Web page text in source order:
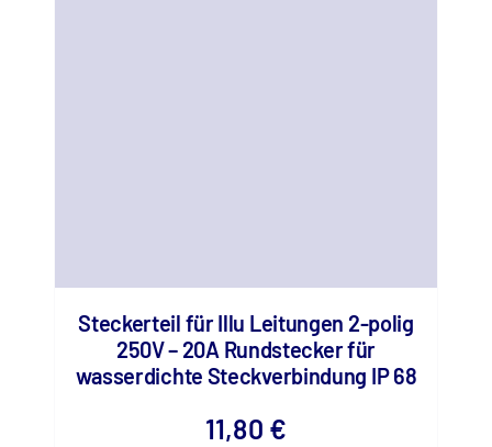
Steckerteil für Illu Leitungen 2-polig
250V – 20A Rundstecker für
wasserdichte Steckverbindung IP 68
11,80 €